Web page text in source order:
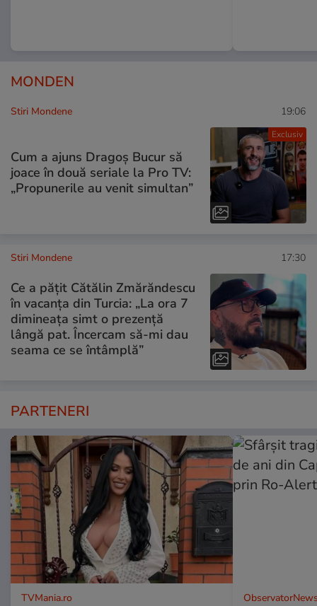
MONDEN
Exclusiv
Stiri Mondene 19:06
Cum a ajuns Dragoș Bucur să
joace în două seriale la Pro TV:
„Propunerile au venit simultan”
Stiri Mondene 17:30
Ce a pățit Cătălin Zmărăndescu
în vacanța din Turcia: „La ora 7
dimineața simt o prezență
lângă pat. Încercam să-mi dau
seama ce se întâmplă”
PARTENERI
TVMania.ro